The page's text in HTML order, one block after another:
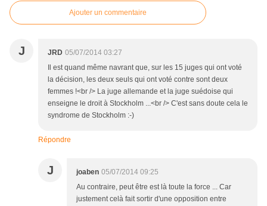
Ajouter un commentaire
J JRD 05/07/2014 03:27
Il est quand même navrant que, sur les 15 juges qui ont voté
la décision, les deux seuls qui ont voté contre sont deux
femmes !<br /> La juge allemande et la juge suédoise qui
enseigne le droit à Stockholm ...<br /> C'est sans doute cela le
syndrome de Stockholm :-)
Répondre
J joaben 05/07/2014 09:25
Au contraire, peut être est là toute la force ... Car
justement celà fait sortir d'une opposition entre